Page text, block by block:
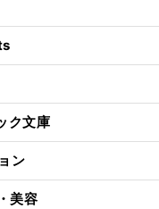
ク文庫
ン
美容